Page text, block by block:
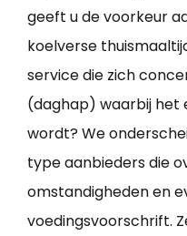
geeft u de voorkeur
koelverse
service die zich
(daghap) waarbij het
wordt? We
type aanbieders die
omstandigheden en
voedingsvoorschrift.